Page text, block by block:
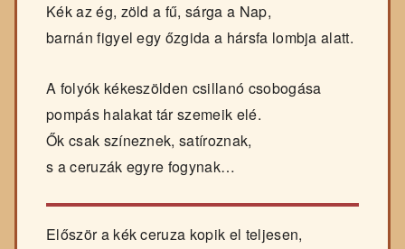
Kék az ég, zöld a fű, sárga a Nap,
barnán figyel egy őzgida a hársfa lombja alatt.
A folyók kékeszölden csillanó csobogása
pompás halakat tár szemeik elé.
Ők csak színeznek, satíroznak,
s a ceruzák egyre fogynak…
Először a kék ceruza kopik el teljesen,